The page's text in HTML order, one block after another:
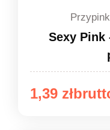
Sexy Pink
1,39 zł
Zakres